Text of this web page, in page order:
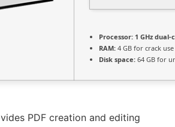
Processor: 1 GHz
RAM: 4 GB for crack use
Disk space: 64 GB for
PDF creation and editing